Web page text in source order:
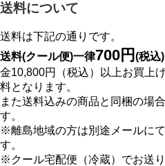
送料について
送料は下記の通りです。
送料(クール便)一律700円 (税込)
金10,800円（税込）以上お買上
料となります。
また送料込みの商品と同梱の場
す。
※離島地域の方は別途メールに
す。
※クール宅配便（冷蔵）でお送